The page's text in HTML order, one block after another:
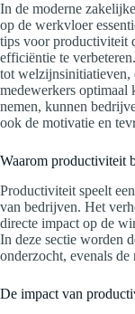
In de moderne
op de werkvloer
tips voor productiviteit
efficiëntie te
tot welzijnsinitiatieven,
medewerkers optimaal
nemen, kunnen
ook de motivatie en
Waarom productiviteit
Productiviteit speelt
van bedrijven. Het
directe impact op de
In deze sectie worden
onderzocht, evenals
De impact van